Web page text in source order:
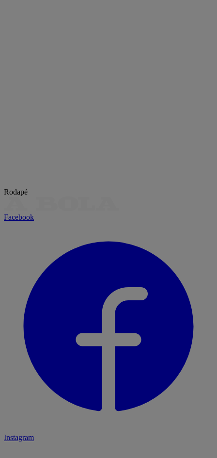
Rodapé
Facebook
Instagram